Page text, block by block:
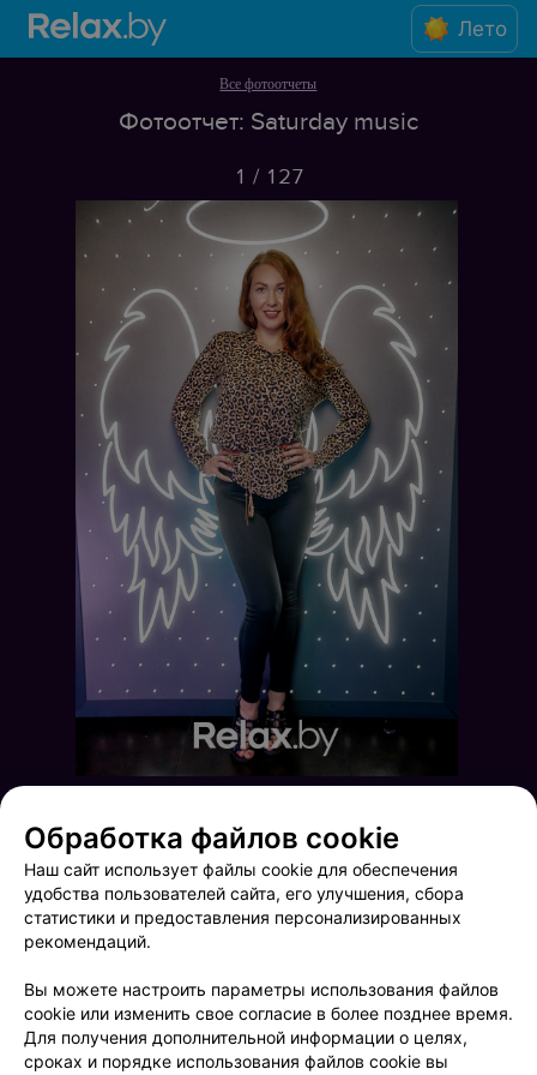
Лето
Все фотоотчеты
Фотоотчет: Saturday music
1 / 127
Friday Music Фитнес на крыше
Обработка файлов cookie
Наш сайт использует файлы cookie для обеспечения
удобства пользователей сайта, его улучшения, сбора
статистики и предоставления персонализированных
рекомендаций.
Вы можете настроить параметры использования файлов
cookie или изменить свое согласие в более позднее время.
Для получения дополнительной информации о целях,
сроках и порядке использования файлов cookie вы